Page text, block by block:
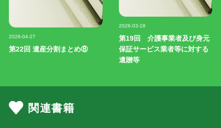
2026-04-27
第22回 遺産分割まとめ⑧
2026-03-18
第19回 介護事業者及び身元
保証サービス業者等に対する
遺贈等
関連書籍